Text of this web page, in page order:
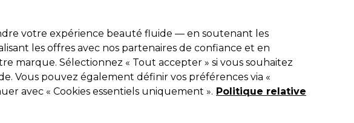
Rechercher
Electro et Matériel Beauté Equipement de salon Hommes
Livraison Gratuite
votre expérience beauté fluide — en soutenant les
les offres avec nos partenaires de confiance et en
marque. Sélectionnez « Tout accepter » si vous souhaitez
Vous pouvez également définir vos préférences via «
avec « Cookies essentiels uniquement ». Politique relative